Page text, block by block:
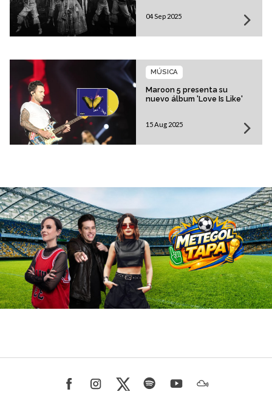
04 Sep 2025
Maroon 5 presenta su
nuevo álbum 'Love Is Like'
MÚSICA
15 Aug 2025